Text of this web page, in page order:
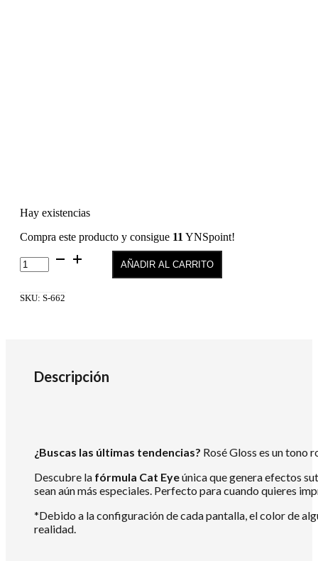
Hay existencias
Compra este producto y consigue 11 YNSpoint!
SEMILAC
662
Gloss
AÑADIR AL CARRITO
SKU: S-662
Descripción
¿Buscas las últimas tendencias? Rosé Gloss es un tono
Descubre la fórmula Cat Eyeúnica que genera efectos
sean aún más especiales. Perfecto para cuando quieres
*Debido a la configuración de cada pantalla, el color de
realidad.